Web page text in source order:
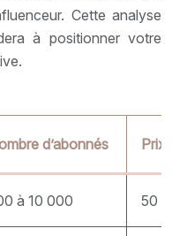
Cette analyse
à positionner votre
d’abonnés Prix
à 10 000 50